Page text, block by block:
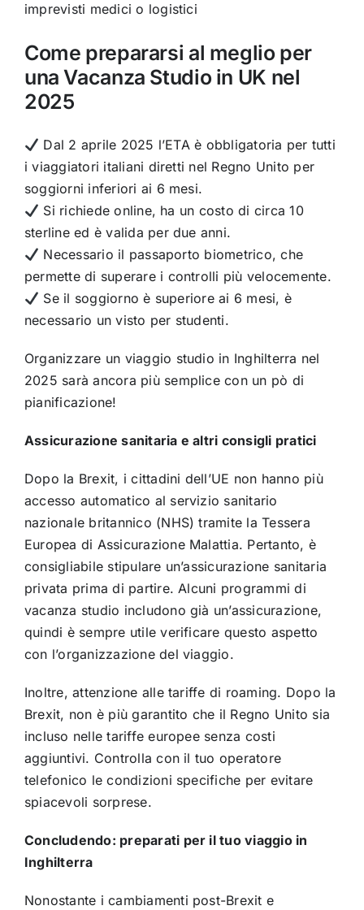
imprevisti medici o logistici
Come prepararsi al meglio per
una Vacanza Studio in UK nel
2025
Dal 2 aprile 2025 l’ETA è obbligatoria per tutti
i viaggiatori italiani diretti nel Regno Unito per
soggiorni inferiori ai 6 mesi.
Si richiede online, ha un costo di circa 10
sterline ed è valida per due anni.
Necessario il passaporto biometrico, che
permette di superare i controlli più velocemente.
Se il soggiorno è superiore ai 6 mesi, è
necessario un visto per studenti.
Organizzare un viaggio studio in Inghilterra nel
2025 sarà ancora più semplice con un pò di
pianificazione!
Assicurazione sanitaria e altri consigli pratici
Dopo la Brexit, i cittadini dell’UE non hanno più
accesso automatico al servizio sanitario
nazionale britannico (NHS) tramite la Tessera
Europea di Assicurazione Malattia. Pertanto, è
consigliabile stipulare un’assicurazione sanitaria
privata prima di partire. Alcuni programmi di
vacanza studio includono già un’assicurazione,
quindi è sempre utile verificare questo aspetto
con l’organizzazione del viaggio.
Inoltre, attenzione alle tariffe di roaming. Dopo la
Brexit, non è più garantito che il Regno Unito sia
incluso nelle tariffe europee senza costi
aggiuntivi. Controlla con il tuo operatore
telefonico le condizioni specifiche per evitare
spiacevoli sorprese.
Concludendo: preparati per il tuo viaggio in
Inghilterra
Nonostante i cambiamenti post-Brexit e